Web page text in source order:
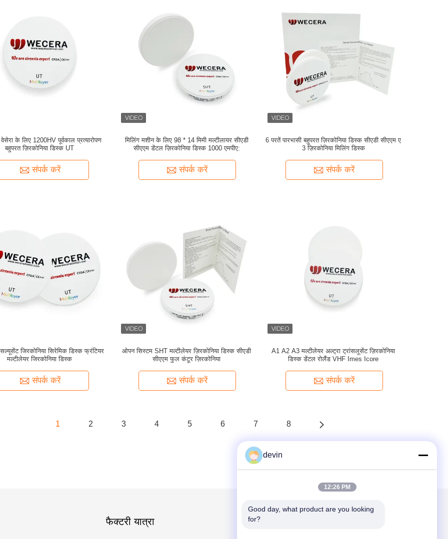
के लिए 1200HV पूर्वकाल प्रत्यारोपण
बहुपरत ज़िरकोनिया डिस्क UT
संपर्क करें
मिलिंग मशीन के लिए 98 * 14 मिमी मल्टीलायर सीएडी
सीएएम डेंटल ज़िरकोनिया डिस्क 1000 एमपीए:
संपर्क करें
6 परतें पारभासी बहुपरत ज़िरकोनिया डिस्क सीएडी सीएएम ए
3 ज़िरकोनिया मिलिंग डिस्क
संपर्क करें
जिरकोनिया सिरेमिक डिस्क फ्रंटियर
मल्टीलेयर जिरकोनिया डिस्क
संपर्क करें
ओपन सिस्टम SHT मल्टीलेयर ज़िरकोनिया डिस्क सीएडी
सीएएम फुल कंटूर ज़िरकोनिया
संपर्क करें
A1 A2 A3 मल्टीलेयर अल्ट्रा ट्रांसलूसेंट ज़िरकोनिया
डिस्क डेंटल रोलैंड VHF Imes Icore
संपर्क करें
1 2 3 4 5 6 7 8
फैक्टरी यात्रा हमें मेल करें
devin
12:26 PM
Good day, what product are you looking
for?